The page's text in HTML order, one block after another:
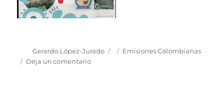
Autor
Gerardo López-Jurado
Publicado
Categorías
Emisiones Colombianas
Deja un comentarioen